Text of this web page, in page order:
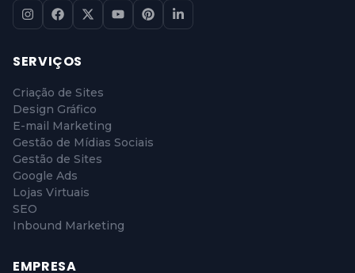
SERVIÇOS
Criação de Sites
Design Gráfico
E-mail Marketing
Gestão de Mídias Sociais
Gestão de Sites
Google Ads
Lojas Virtuais
SEO
Inbound Marketing
EMPRESA